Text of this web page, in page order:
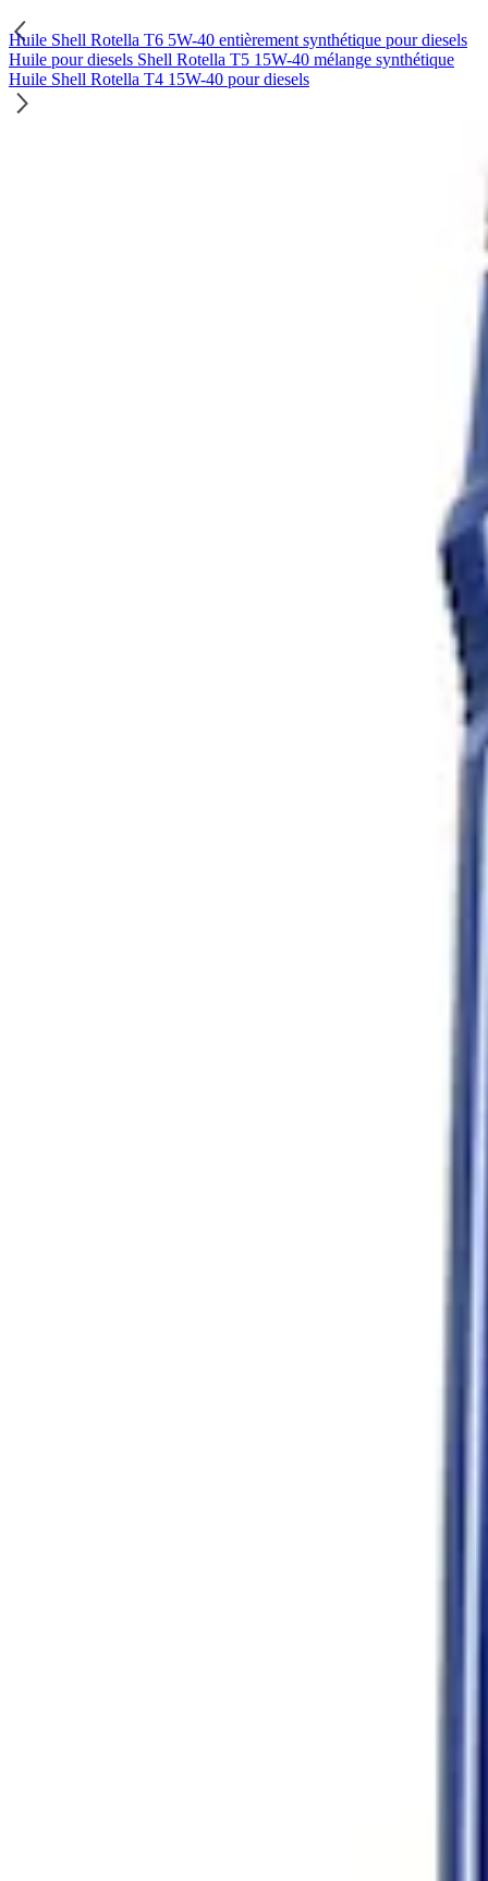
Huile Shell Rotella T6 5W-40 entièrement synthétique pour diesels
Huile pour diesels Shell Rotella T5 15W-40 mélange synthétique
Huile Shell Rotella T4 15W-40 pour diesels